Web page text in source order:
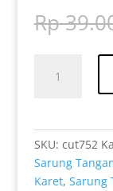
berdasarka
penilaian
Rp
Potong
SKU: cut752
Sarung
Karet, Sarung